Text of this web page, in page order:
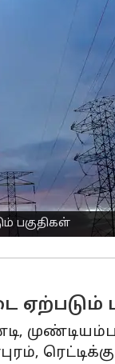
பகுதிகள்
செவ்வாய்க்
வாரியம்
ஏற்படும்